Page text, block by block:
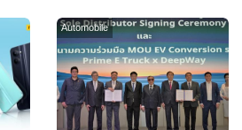
Automobile